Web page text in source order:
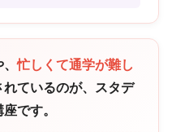
、忙しくて通学が難し
ているのが、スタデ
です。